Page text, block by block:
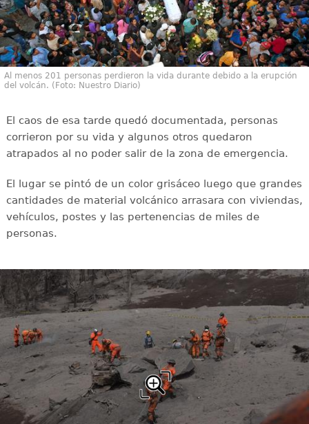
Al menos 201 personas perdieron la vida durante debido a la erupción
del volcán. (Foto: Nuestro Diario)
El caos de esa tarde quedó documentada, personas
corrieron por su vida y algunos otros quedaron
atrapados al no poder salir de la zona de emergencia.
El lugar se pintó de un color grisáceo luego que grandes
cantidades de material volcánico arrasara con viviendas,
vehículos, postes y las pertenencias de miles de
personas.